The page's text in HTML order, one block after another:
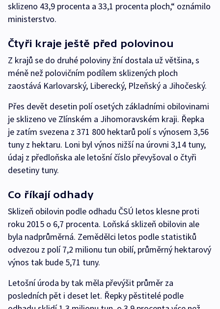
sklizeno 43,9 procenta a 33,1 procenta ploch,“ oznámilo
ministerstvo.
Čtyři kraje ještě před polovinou
Z krajů se do druhé poloviny žní dostala už většina, s
méně než polovičním podílem sklizených ploch
zaostává Karlovarský, Liberecký, Plzeňský a Jihočeský.
Přes devět desetin polí osetých základními obilovinami
je sklizeno ve Zlínském a Jihomoravském kraji. Řepka
je zatím svezena z 371 800 hektarů polí s výnosem 3,56
tuny z hektaru. Loni byl výnos nižší na úrovni 3,14 tuny,
údaj z předloňska ale letošní číslo převyšoval o čtyři
desetiny tuny.
Co říkají odhady
Sklizeň obilovin podle odhadu ČSÚ letos klesne proti
roku 2015 o 6,7 procenta. Loňská sklizeň obilovin ale
byla nadprůměrná. Zemědělci letos podle statistiků
odvezou z polí 7,2 milionu tun obilí, průměrný hektarový
výnos tak bude 5,71 tuny.
Letošní úroda by tak měla převýšit průměr za
posledních pět i deset let. Řepky pěstitelé podle